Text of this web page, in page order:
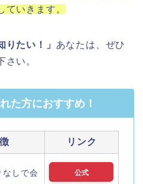
ていきます。
りたい！」 あなたは、ぜひ
さい。
た方におすすめ！
リンク
なしで会
公式